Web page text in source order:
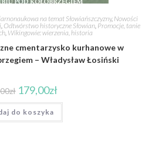
na temat Słowiańszczyzny, Nowości
, Odtwórstwo historyczne Słowian, Promocje, tanie
, Wikingowie: wierzenia, historia
cmentarzysko kurhanowe w
– Władysław Łosiński
zł 179,00zł
do koszyka